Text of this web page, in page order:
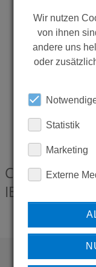
CONTI+ PE-
IB, DN10
Wir nutzen
von ihnen
andere uns
oder
Statistik
Marketing
Externe